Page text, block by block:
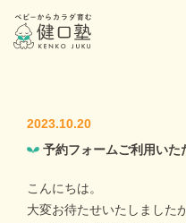
2023.10.20
予約フォームご利用いた
こんにちは。
大変お待たせいたしました